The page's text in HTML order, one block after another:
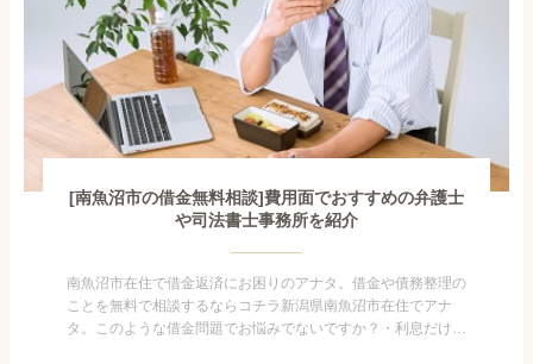
[南魚沼市の借金無料相談]費用面でおすすめの弁護士
や司法書士事務所を紹介
南魚沼市在住で借金返済にお困りのアナタ。借金や債務整理の
ことを無料で相談するならコチラ新潟県南魚沼市在住でアナ
タ。このような借金問題でお悩みでないですか？・利息だけを